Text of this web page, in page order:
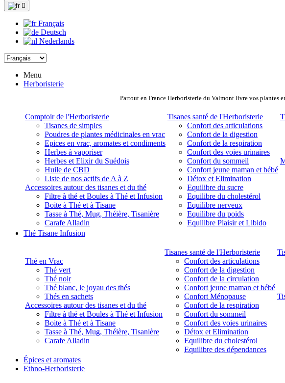

Français
Deutsch
Nederlands
Menu
Herboristerie
Partout en France Herboristerie du Valmont livre vos plantes
Comptoir de l'Herboristerie
Tisanes de simples
Poudres de plantes médicinales en vrac
Epices en vrac, aromates et condiments
Herbes à vaporiser
Herbes et Elixir du Suédois
Huile de CBD
Liste de nos actifs de A à Z
Accessoires autour des tisanes et du thé
Filtre à thé et Boules à Thé et Infusion
Boite à Thé et à Tisane
Tasse à Thé, Mug, Théière, Tisanière
Carafe Alladin
Tisanes santé de l'Herboristerie
Confort des articulations
Confort de la digestion
Confort de la respiration
Confort des voies urinaires
Confort du sommeil
Confort jeune maman et bébé
Détox et Elimination
Equilibre du sucre
Equilibre du cholestérol
Equilibre nerveux
Equilibre du poids
Equilibre Plaisir et Libido
Thé Tisane Infusion
Thé en Vrac
Thé vert
Thé noir
Thé blanc, le joyau des thés
Thés en sachets
Accessoires autour des tisanes et du thé
Filtre à thé et Boules à Thé et Infusion
Boite à Thé et à Tisane
Tasse à Thé, Mug, Théière, Tisanière
Carafe Alladin
Tisanes santé de l'Herboristerie
Confort des articulations
Confort de la digestion
Confort de la circulation
Confort jeune maman et bébé
Confort Ménopause
Confort de la respiration
Confort du sommeil
Confort des voies urinaires
Détox et Elimination
Equilibre du cholestérol
Equilibre des dépendances
Épices et aromates
Ethno-Herboristerie